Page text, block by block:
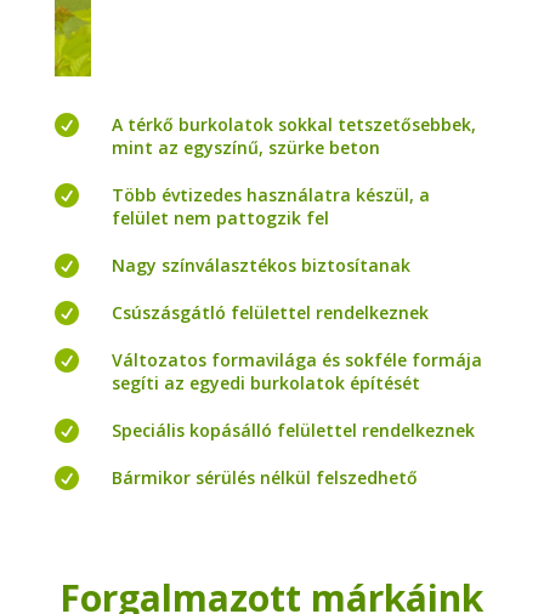

A térkő burkolatok sokkal tetszetősebbek,
mint az egyszínű, szürke beton

Több évtizedes használatra készül, a
felület nem pattogzik fel
 Nagy színválasztékos biztosítanak
 Csúszásgátló felülettel rendelkeznek

Változatos formavilága és sokféle formája
segíti az egyedi burkolatok építését
 Speciális kopásálló felülettel rendelkeznek
 Bármikor sérülés nélkül felszedhető
Forgalmazott márkáink